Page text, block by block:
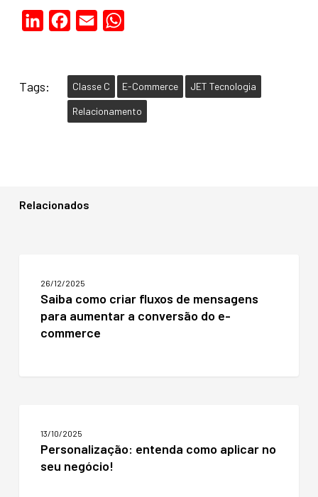
LinkedInFacebook
Email
Tags: Classe C E-Commerce JET Tecnologia
Relacionamento
Relacionados
criar
fluxos
mensagens
commerce
26/12/2025
Saiba como criar fluxos de mensagens
para aumentar a conversão do e-
commerce
como
aplicar
13/10/2025
Personalização: entenda como aplicar no
seu negócio!